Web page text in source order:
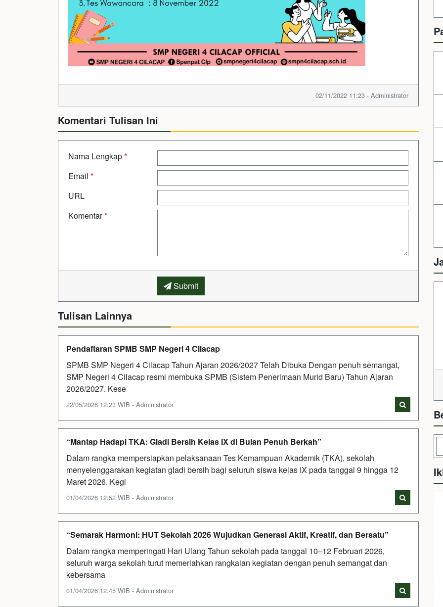
02/11/2022 11:23 - Administrator
Komentari Tulisan Ini
Nama Lengkap*
Email *
URL
Komentar*
Submit
Tulisan Lainnya
Pendaftaran SPMB SMP Negeri 4 Cilacap
SPMB SMP Negeri 4 Cilacap Tahun Ajaran 2026/2027 Telah Dibuka Dengan penuh semangat,
SMP Negeri 4 Cilacap resmi membuka SPMB (Sistem Penerimaan Murid Baru) Tahun Ajaran
2026/2027. Kese
22/05/2026 12:23 WIB - Administrator
“Mantap Hadapi TKA: Gladi Bersih Kelas IX di Bulan Penuh Berkah”
Dalam rangka mempersiapkan pelaksanaan Tes Kemampuan Akademik (TKA), sekolah
menyelenggarakan kegiatan gladi bersih bagi seluruh siswa kelas IX pada tanggal 9 hingga 12
Maret 2026. Kegi
01/04/2026 12:52 WIB - Administrator
“Semarak Harmoni: HUT Sekolah 2026 Wujudkan Generasi Aktif, Kreatif, dan Bersatu”
Dalam rangka memperingati Hari Ulang Tahun sekolah pada tanggal 10–12 Februari 2026,
seluruh warga sekolah turut memeriahkan rangkaian kegiatan dengan penuh semangat dan
kebersama
01/04/2026 12:45 WIB - Administrator